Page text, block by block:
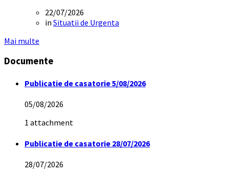
22/07/2026
in Situatii de Urgenta
Mai multe
Documente
Publicatie de casatorie 5/08/2026
05/08/2026
1 attachment
Publicatie de casatorie 28/07/2026
28/07/2026